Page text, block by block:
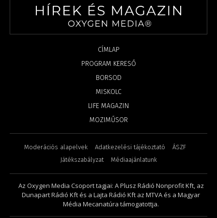
CÍMLAP
PROGRAM KERESŐ
BORSOD
MISKOLC
LIFE MAGAZIN
MOZIMŰSOR
Moderációs alapelvek Adatkezelési tájékoztató
ÁSZF
Játékszabályzat
Médiaajánlatunk
Az Oxygen Media Csoport tagjai: A Plusz Rádió Nonprofit Kft, az
Dunapart Rádió Kft és a Lajta Rádió Kft az MTVA és a Magyar
Média Mecanatúra támogatottja.